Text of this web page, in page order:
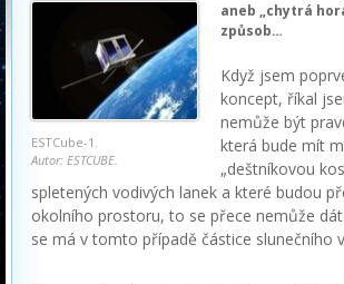
ESTCube-1.
Autor: ESTCUBE.
aneb „chytrá
způsob…
Když jsem
koncept, říkal
nemůže být
která bude mít
„deštníkovou
spletených vodivých lanek a které budou
okolního prostoru, to se přece nemůže
se má v tomto případě částice slunečního